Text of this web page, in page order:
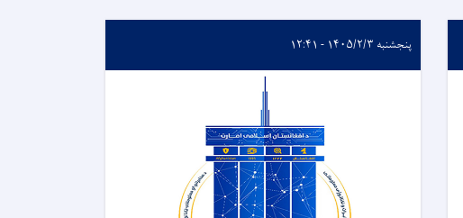
پنجشنبه ۱۴۰۵/۲/۳ - ۱۲:۴۱